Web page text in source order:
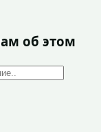
об этом